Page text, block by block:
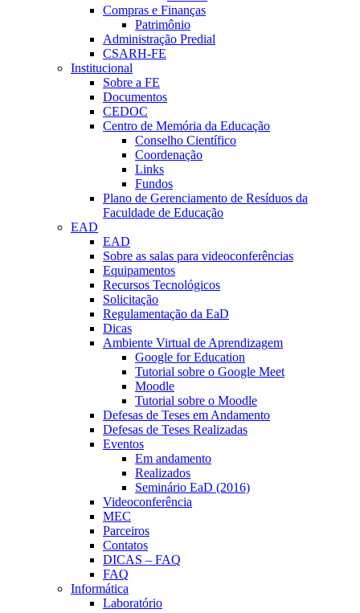
Compras e Finanças
Patrimônio
Administração Predial
CSARH-FE
Institucional
Sobre a FE
Documentos
CEDOC
Centro de Memória da Educação
Conselho Científico
Coordenação
Links
Fundos
Plano de Gerenciamento de Resíduos da
Faculdade de Educação
EAD
EAD
Sobre as salas para videoconferências
Equipamentos
Recursos Tecnológicos
Solicitação
Regulamentação da EaD
Dicas
Ambiente Virtual de Aprendizagem
Google for Education
Tutorial sobre o Google Meet
Moodle
Tutorial sobre o Moodle
Defesas de Teses em Andamento
Defesas de Teses Realizadas
Eventos
Em andamento
Realizados
Seminário EaD (2016)
Videoconferência
MEC
Parceiros
Contatos
DICAS – FAQ
FAQ
Informática
Laboratório